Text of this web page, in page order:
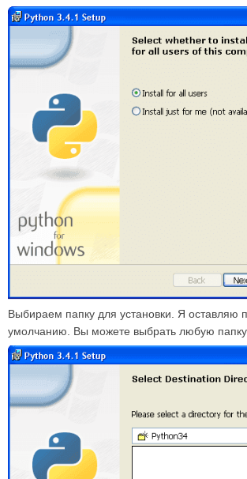
Выбираем папку для установки. Я оставляю
умолчанию. Вы можете выбрать любую